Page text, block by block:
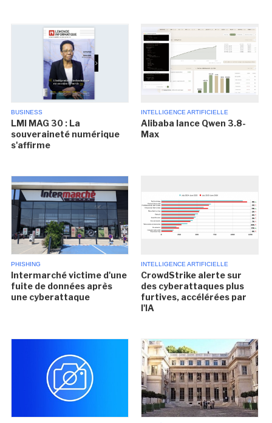
BUSINESS
LMI MAG 30 : La
souveraineté numérique
s'affirme
INTELLIGENCE ARTIFICIELLE
Alibaba lance Qwen 3.8-
Max
PHISHING
Intermarché victime d'une
fuite de données après
une cyberattaque
INTELLIGENCE ARTIFICIELLE
CrowdStrike alerte sur
des cyberattaques plus
furtives, accélérées par
l'IA